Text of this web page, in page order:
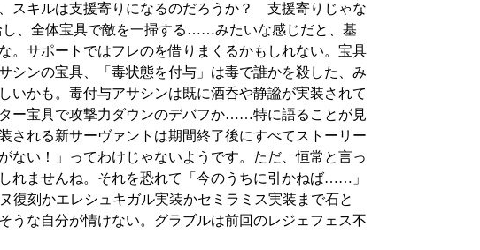
スキルは支援寄りになるのだろうか？ 支援寄りじゃな
し、全体宝具で敵を一掃する……みたいな感じだと、基
サポートではフレのを借りまくるかもしれない。宝具
ンの宝具、「毒状態を付与」は毒で誰かを殺した、み
かも。毒付与アサシンは既に酒呑や静謐が実装されて
ー宝具で攻撃力ダウンのデバフか……特に語ることが見
される新サーヴァントは期間終了後にすべてストーリー
い！」ってわけじゃないようです。ただ、恒常と言っ
れませんね。それを恐れて「今のうちに引かねば……」
刻かエレシュキガル実装かセミラミス実装まで石と
うな自分が情けない。グラブルは前回のレジェフェス不